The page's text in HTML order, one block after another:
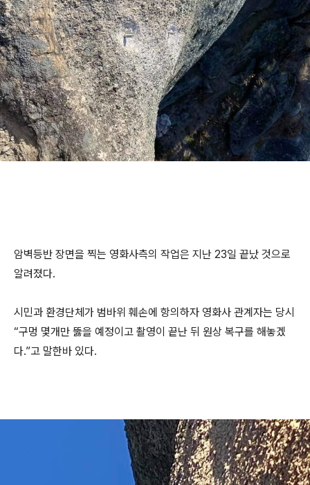
암벽등반 장면을 찍는 영화사측의 작업은 지난 23일 끝났 것으로
알려졌다.
시민과 환경단체가 범바위 훼손에 항의하자 영화사 관계자는 당시
“구멍 몇개만 뚫을 예정이고 촬영이 끝난 뒤 원상 복구를 해놓겠
다.”고 말한바 있다.